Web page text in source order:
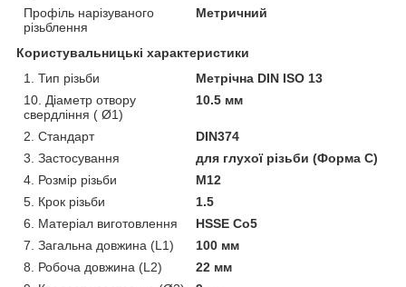
Профіль нарізуваного
різьблення
Метричний
Користувальницькі характеристики
1. Тип різьби
Метрічна DIN ISO 13
10. Діаметр отвору
свердління ( Ø1)
10.5 мм
2. Стандарт
DIN374
3. Застосування
для глухої різьби (Форма С)
4. Розмір різьби
M12
5. Крок різьби
1.5
6. Матеріал виготовлення
HSSE Co5
7. Загальна довжина (L1)
100 мм
8. Робоча довжина (L2)
22 мм